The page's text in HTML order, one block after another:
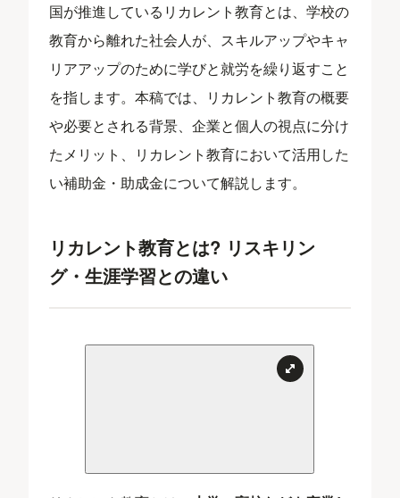
国が推進しているリカレント教育とは、学校の
教育から離れた社会人が、スキルアップやキャ
リアアップのために学びと就労を繰り返すこと
を指します。本稿では、リカレント教育の概要
や必要とされる背景、企業と個人の視点に分け
たメリット、リカレント教育において活用した
い補助金・助成金について解説します。
リカレント教育とは? リスキリン
グ・生涯学習との違い